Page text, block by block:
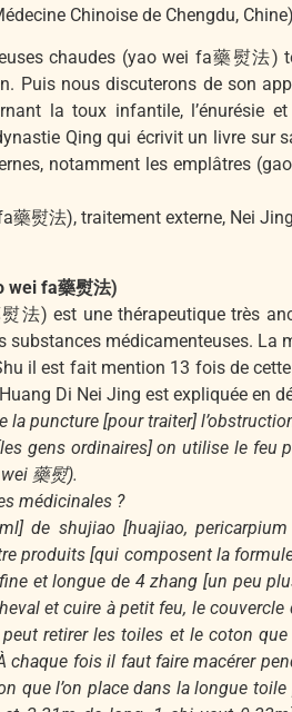
Chinoise de Chengdu, Chine)
chaudes (yao wei fa藥熨法)
Puis nous discuterons de son
la toux infantile, l’énurésie
Qing qui écrivit un livre sur
notamment les emplâtres
熨法), traitement externe, Nei
wei fa藥熨法)
法) est une thérapeutique très
médicamenteuses. La
il est fait mention 13 fois de
Di Nei Jing est expliquée en
puncture [pour traiter]
gens ordinaires] on utilise le feu
藥熨).
médicinales ?
de shujiao [huajiao,
produits [qui composent la
et longue de 4 zhang [un peu
et cuire à petit feu, le
retirer les toiles et le coton
fois il faut faire macérer
que l’on place dans la longue